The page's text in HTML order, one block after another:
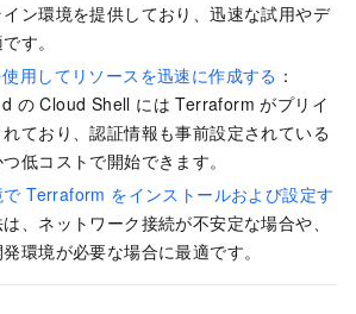
ン環境を提供しており、迅速な試用やデ
す。
用してリソースを迅速に作成する ：
の Cloud Shell には Terraform がプリイ
ており、認証情報も事前設定されている
低コストで開始できます。
で Terraform をインストールおよび設定す
は、ネットワーク接続が不安定な場合や、
環境が必要な場合に最適です。